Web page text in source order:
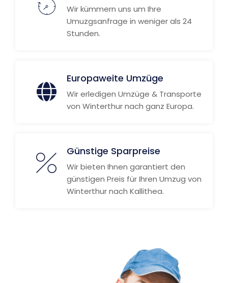
Wir kümmern uns um Ihre
Umuzgsanfrage in weniger als 24
Stunden.
Europaweite Umzüge
Wir erledigen Umzüge & Transporte
von Winterthur nach ganz Europa.
Günstige Sparpreise
Wir bieten Ihnen garantiert den
günstigen Preis für Ihren Umzug von
Winterthur nach Kallithea.